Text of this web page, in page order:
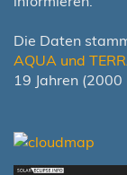
Die Daten
AQUA und
19 Jahren